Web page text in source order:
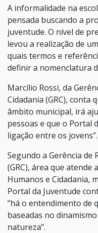
A informalidade na
pensada buscando a
juventude. O nível de
levou a realização de
quais termos e
definir a nomenclatura
Marcílio Rossi, da
Cidadania (GRC), conta
âmbito municipal, irá
pessoas e que o Portal
ligação entre os jovens”.
Segundo a Gerência de
(GRC), área que atende
Humanos e Cidadania,
Portal da Juventude
“há o entendimento de
baseadas no
natureza”.